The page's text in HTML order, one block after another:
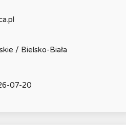
/ Bielsko-Biała
07-20